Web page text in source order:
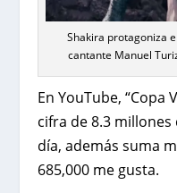
Shakira protagoniza
cantante Manuel
En YouTube, “Copa
cifra de 8.3
día, además suma
685,000 me gusta.